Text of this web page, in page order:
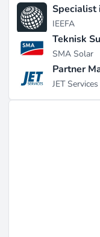
Specialist
IEEFA
Teknisk
SMA Solar
Partner
JET